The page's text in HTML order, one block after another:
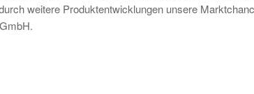
weitere Produktentwicklungen unsere